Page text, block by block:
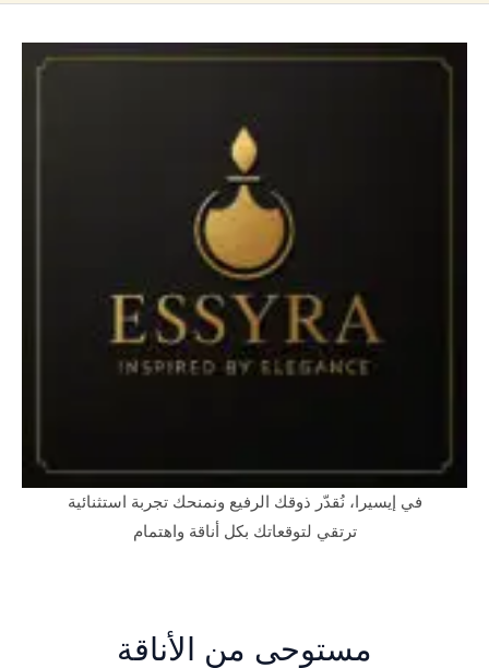
في إيسيرا، نُقدّر ذوقك الرفيع ونمنحك تجربة استثنائية
ترتقي لتوقعاتك بكل أناقة واهتمام
مستوحى من الأناقة